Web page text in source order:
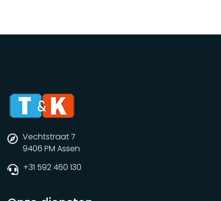
Vechtstraat 7
9406 PM Assen
+31 592 460 130